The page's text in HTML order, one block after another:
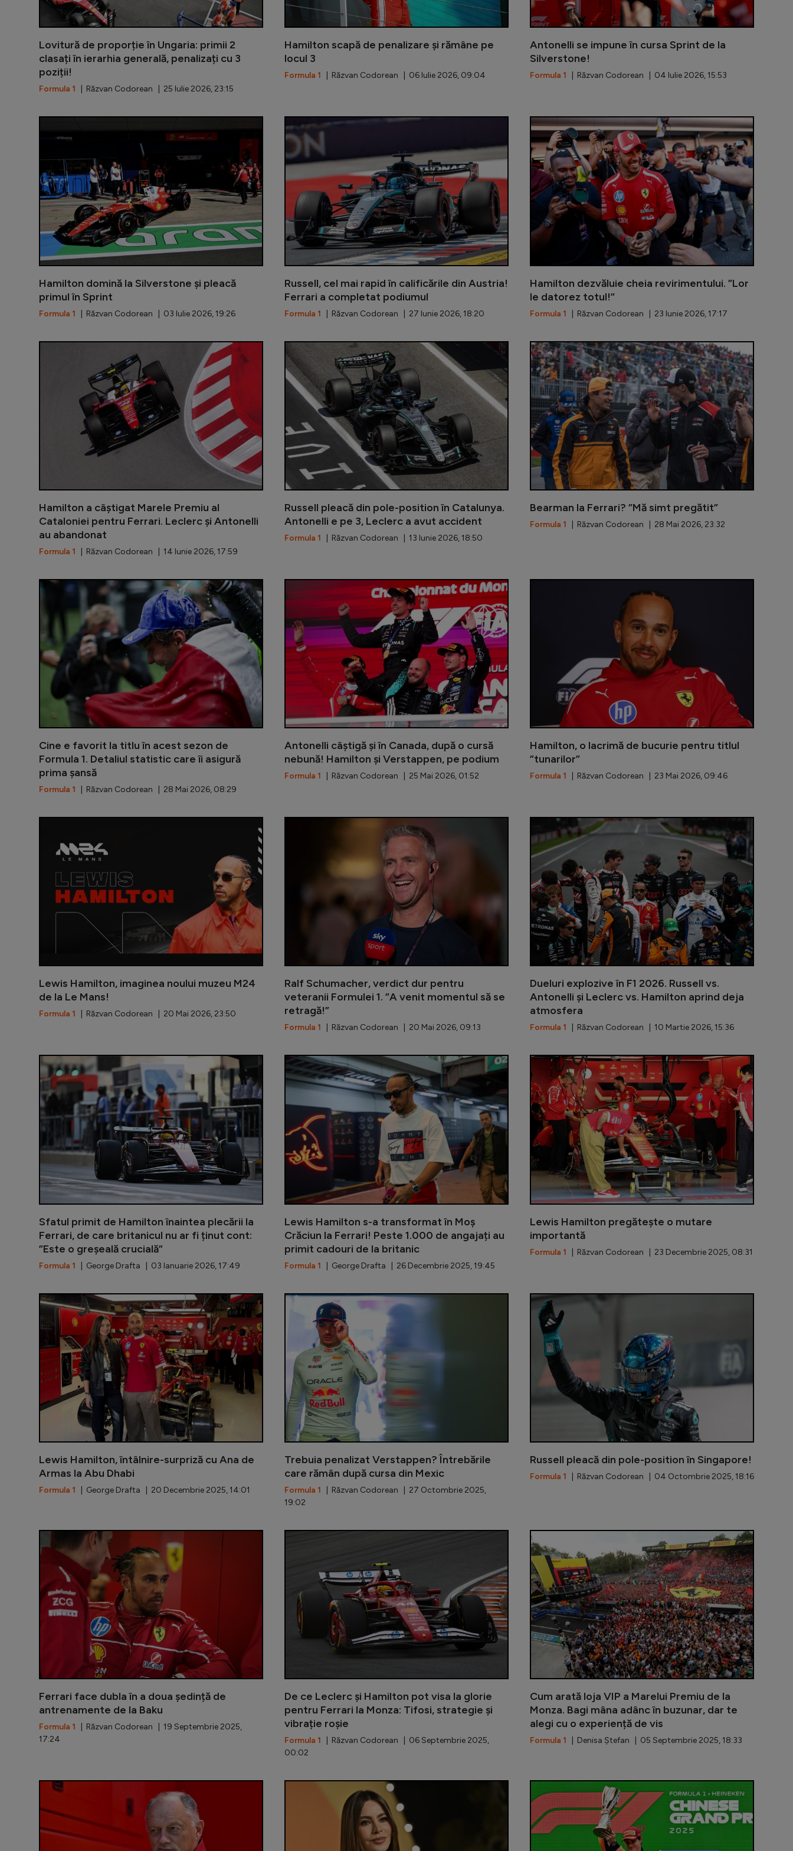
Lovitură de proporție în Ungaria: primii 2
clasați în ierarhia generală, penalizați cu 3
poziții!
Formula 1 | Răzvan Codorean | 25 Iulie 2026, 23:15
Hamilton scapă de penalizare și rămâne pe
locul 3
Formula 1 | Răzvan Codorean | 06 Iulie 2026, 09:04
Antonelli se impune în cursa Sprint de la
Silverstone!
Formula 1 | Răzvan Codorean | 04 Iulie 2026, 15:53
Hamilton domină la Silverstone și pleacă
primul în Sprint
Formula 1 | Răzvan Codorean | 03 Iulie 2026, 19:26
Hamilton domină la Silverstone și pleacă primul în Sprint
Russell, cel mai rapid în calificările din Austria!
Ferrari a completat podiumul
Formula 1 | Răzvan Codorean | 27 Iunie 2026, 18:20
Russell, cel
Hamilton dezvăluie cheia revirimentului. ”Lor
le datorez totul!”
Formula 1 | Răzvan Codorean | 23 Iunie 2026, 17:17
Hamilton a câștigat Marele Premiu al
Cataloniei pentru Ferrari. Leclerc și Antonelli
au abandonat
Formula 1 | Răzvan Codorean | 14 Iunie 2026, 17:59
Hamilton a câștigat Marele Premiu al Cataloniei pentru
Russell pleacă din pole-position în Catalunya.
Antonelli e pe 3, Leclerc a avut accident
Formula 1 | Răzvan Codorean | 13 Iunie 2026, 18:50
Russell
Bearman la Ferrari? ”Mă simt pregătit”
Formula 1 | Răzvan Codorean | 28 Mai 2026, 23:32
Cine e favorit la titlu în acest sezon de
Formula 1. Detaliul statistic care îi asigură
prima șansă
Formula 1 | Răzvan Codorean | 28 Mai 2026, 08:29
Cine e favorit la titlu în acest sezon de Formula 1. Detaliul
Antonelli câștigă și în Canada, după o cursă
nebună! Hamilton și Verstappen, pe podium
Formula 1 | Răzvan Codorean | 25 Mai 2026, 01:52
Hamilton, o lacrimă de bucurie pentru titlul
”tunarilor”
Formula 1 | Răzvan Codorean | 23 Mai 2026, 09:46
Lewis Hamilton, imaginea noului muzeu M24
de la Le Mans!
Formula 1 | Răzvan Codorean | 20 Mai 2026, 23:50
Lewis Hamilton, imaginea noului muzeu M24 de la Le Mans!
Ralf Schumacher, verdict dur pentru
veteranii Formulei 1. ”A venit momentul să se
retragă!”
Formula 1 | Răzvan Codorean | 20 Mai 2026, 09:13
Dueluri explozive în F1 2026. Russell vs.
Antonelli și Leclerc vs. Hamilton aprind deja
atmosfera
Formula 1 | Răzvan Codorean | 10 Martie 2026, 15:36
Sfatul primit de Hamilton înaintea plecării la
Ferrari, de care britanicul nu ar fi ținut cont:
”Este o greșeală crucială”
Formula 1 | George Drafta | 03 Ianuarie 2026, 17:49
Sfatul primit de Hamilton înaintea plecării la Ferrari, de care
Lewis Hamilton s-a transformat în Moș
Crăciun la Ferrari! Peste 1.000 de angajați au
primit cadouri de la britanic
Formula 1 | George Drafta | 26 Decembrie 2025, 19:45
Lewis
Lewis Hamilton pregătește o mutare
importantă
Formula 1 | Răzvan Codorean | 23 Decembrie 2025, 08:31
Lewis Hamilton, întâlnire-surpriză cu Ana de
Armas la Abu Dhabi
Formula 1 | George Drafta | 20 Decembrie 2025, 14:01
Lewis Hamilton, întâlnire-surpriză cu Ana de Armas la Abu Dhabi
Trebuia penalizat Verstappen? Întrebările
care rămân după cursa din Mexic
Formula 1 | Răzvan Codorean | 27 Octombrie 2025,
19:02
Russell pleacă din pole-position în Singapore!
Formula 1 | Răzvan Codorean | 04 Octombrie 2025, 18:16
Ferrari face dubla în a doua ședință de
antrenamente de la Baku
Formula 1 | Răzvan Codorean | 19 Septembrie 2025,
17:24
Ferrari face dubla în a doua ședință de antrenamente de la Baku
De ce Leclerc și Hamilton pot visa la glorie
pentru Ferrari la Monza: Tifosi, strategie și
vibrație roșie
Formula 1 | Răzvan Codorean | 06 Septembrie 2025,
00:02
De ce
Cum arată loja VIP a Marelui Premiu de la
Monza. Bagi mâna adânc în buzunar, dar te
alegi cu o experiență de vis
Formula 1 | Denisa Ștefan | 05 Septembrie 2025, 18:33
Fred Vasseur continuă la Ferrari! Italienii au pus capăt